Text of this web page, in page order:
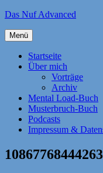
Zum
springen
Das Nuf Advanced
Menü
Startseite
Über mich
Vorträge
Archiv
Mental Load-Buch
Musterbruch-Buch
Podcasts
Impressum &